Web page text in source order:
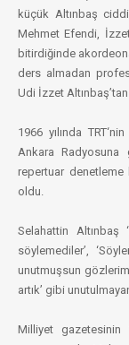
küçük Altınbaş
Mehmet Efendi,
bitirdiğinde
ders almadan
Udi İzzet
1966 yılında
Ankara
repertuar denetleme
oldu.
Selahattin Altınbaş
söylemediler’,
unutmuşsun
artık’ gibi
Milliyet gazetesinin